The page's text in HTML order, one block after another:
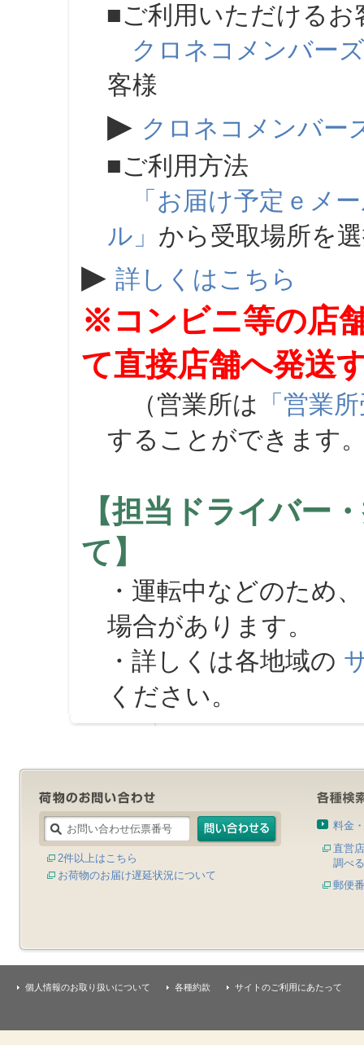
■ご利用いただけるお
クロネコメンバーズ
客様
▶ クロネコメンバー
■ご利用方法
「お届け予定ｅメ
ル」 から受取場所を
▶ 詳しくはこちら
※コンビニ等の店
て直接店舗へ発送
（営業所は 「営業
することができます
【担当ドライバー
て】
・運転中などのため
場合があります。
・詳しくは各地域の
ください。
2件以上はこちら
お荷物のお届け遅延状況について
料金
直営
調べる
郵便
個人情報のお取り扱いについて 各種約款 サイトのご利用にあたって